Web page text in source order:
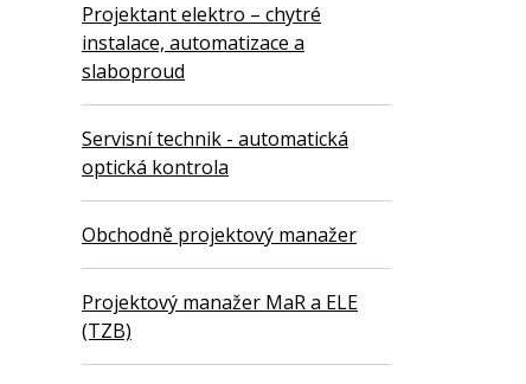
Projektant elektro – chytré
instalace, automatizace a
slaboproud
Servisní technik - automatická
optická kontrola
Obchodně projektový manažer
Projektový manažer MaR a ELE
(TZB)